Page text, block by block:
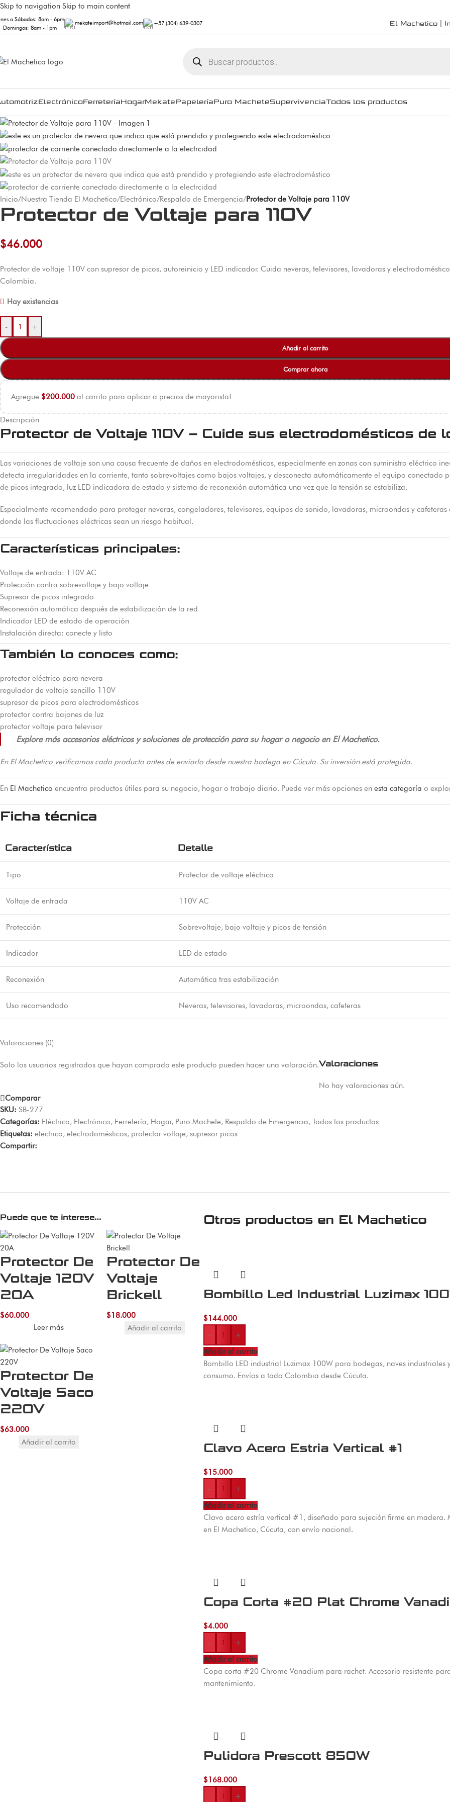
Skip to navigation Skip to main content
a Sábados: 8am - 6pm
Domingos: 8am - 1pm
mekateimport@hotmail.com +57 (304) 639-0307 El Machetico |
ElectrónicoFerreteríaHogarMekatePapeleríaPuro MacheteSupervivenciaTodos los productos
Inicio/Nuestra Tienda El Machetico/Electrónico/Respaldo de Emergencia/Protector de Voltaje para 110V
Protector de Voltaje para 110V
$46.000
Protector de voltaje 110V con supresor de picos, autoreinicio y LED indicador. Cuida neveras, televisores, lavadoras y
Colombia.
Hay existencias
- +
Añadir al carrito
Comprar ahora
Agregue $200.000 al carrito para aplicar a precios de mayorista!
Descripción
Protector de Voltaje 110V – Cuide sus electrodomésticos de
Las variaciones de voltaje son una causa frecuente de daños en electrodomésticos, especialmente en zonas con suministro eléctrico
detecta irregularidades en la corriente, tanto sobrevoltajes como bajos voltajes, y desconecta automáticamente el equipo conectado
de picos integrado, luz LED indicadora de estado y sistema de reconexión automática una vez que la tensión se estabiliza.
Especialmente recomendado para proteger neveras, congeladores, televisores, equipos de sonido, lavadoras, microondas y
donde las fluctuaciones eléctricas sean un riesgo habitual.
Características principales:
Voltaje de entrada: 110V AC
Protección contra sobrevoltaje y bajo voltaje
Supresor de picos integrado
Reconexión automática después de estabilización de la red
Indicador LED de estado de operación
Instalación directa: conecte y listo
También lo conoces como:
protector eléctrico para nevera
regulador de voltaje sencillo 110V
supresor de picos para electrodomésticos
protector contra bajones de luz
protector voltaje para televisor
Explore más accesorios eléctricos y soluciones de protección para su hogar o negocio en El Machetico.
En El Machetico verificamos cada producto antes de enviarlo desde nuestra bodega en Cúcuta. Su inversión está protegida.
En El Machetico encuentra productos útiles para su negocio, hogar o trabajo diario. Puede ver más opciones en esta categoría o
Ficha técnica
Característica Detalle
Tipo Protector de voltaje eléctrico
Voltaje de entrada 110V AC
Protección Sobrevoltaje, bajo voltaje y picos de tensión
Indicador LED de estado
Reconexión Automática tras estabilización
Uso recomendado Neveras, televisores, lavadoras, microondas, cafeteras
Valoraciones (0)
Valoraciones
No hay valoraciones aún.
Solo los usuarios registrados que hayan comprado este producto pueden hacer una valoración.
Comparar
SKU: SB-277
Categorías: Eléctrico, Electrónico, Ferretería, Hogar, Puro Machete, Respaldo de Emergencia, Todos los productos
Etiquetas: electrico, electrodomésticos, protector voltaje, supresor picos
Compartir:
Puede que te interese…
Protector De
Voltaje 120V
20A
$60.000
Leer más
Protector De
Voltaje
Brickell
$18.000
Añadir al carrito
Protector De
Voltaje Saco
220V
$63.000
Añadir al carrito
Otros productos en El Machetico
Bombillo Led Industrial Luzimax
$144.000
-
+
Añadir al carrito
Bombillo LED industrial Luzimax 100W para bodegas, naves
consumo. Envíos a todo Colombia desde Cúcuta.
Clavo Acero Estria Vertical #1
$15.000
-
+
Añadir al carrito
Clavo acero estría vertical #1, diseñado para sujeción firme en madera.
en El Machetico, Cúcuta, con envío nacional.
Copa Corta #20 Plat Chrome
$4.000
-
+
Añadir al carrito
Copa corta #20 Chrome Vanadium para rachet. Accesorio resistente
mantenimiento.
Pulidora Prescott 850W
$168.000
-
+